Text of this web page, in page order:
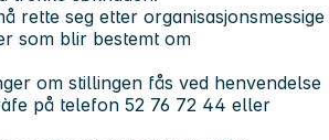
rette seg etter organisasjonsmessige
som blir bestemt om
om stillingen fås ved henvendelse
på telefon 52 76 72 44 eller